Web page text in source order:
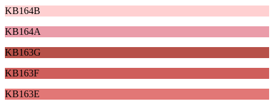
KB164B
KB164A
KB163G
KB163F
KB163E